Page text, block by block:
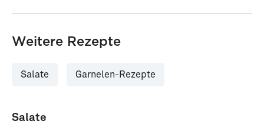
Weitere Rezepte
Salate Garnelen-Rezepte
Salate